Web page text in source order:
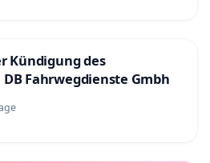
Kündigung des
Fahrwegdienste Gmbh